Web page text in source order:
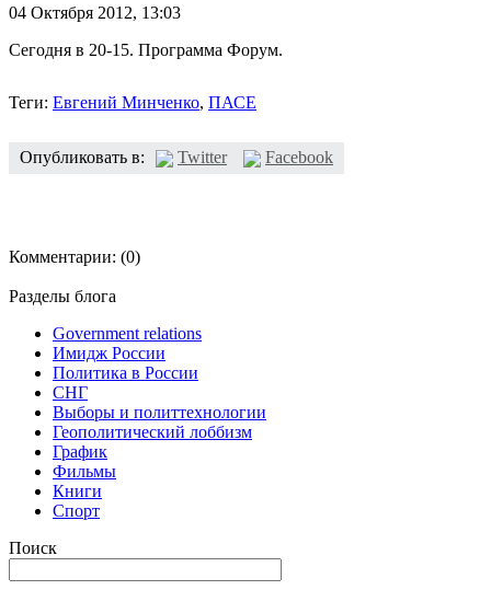
04 Октября 2012, 13:03
Сегодня в 20-15. Программа Форум.
Теги: Евгений Минченко, ПАСЕ
Опубликовать в: Twitter Facebook
Комментарии: (0)
Разделы блога
Government relations
Имидж России
Политика в России
СНГ
Выборы и политтехнологии
Геополитический лоббизм
График
Фильмы
Книги
Спорт
Поиск